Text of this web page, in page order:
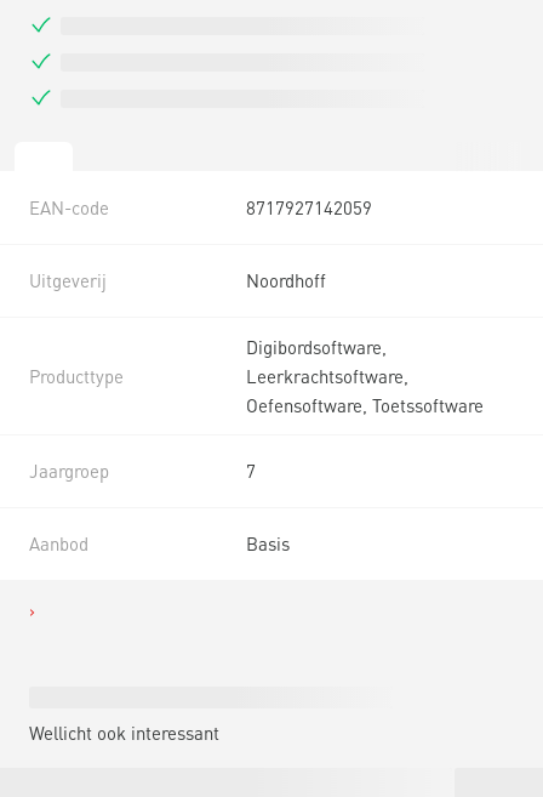
EAN-code 8717927142059
Uitgeverij Noordhoff
Producttype
Digibordsoftware,
Leerkrachtsoftware,
Oefensoftware, Toetssoftware
Jaargroep 7
Aanbod Basis
Wellicht ook interessant